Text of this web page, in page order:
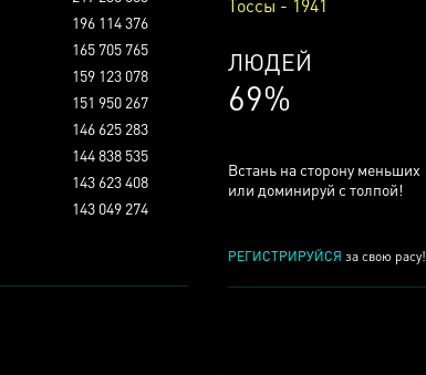
Тоссы - 1941
КСЕРДЖЕЙ
24%
Встань на сторону меньших
или доминируй с толпой!
РЕГИСТРИРУЙСЯ за свою расу!
196 114 376
165 705 765
159 123 078
151 950 267
146 625 283
144 838 535
143 623 408
143 049 274